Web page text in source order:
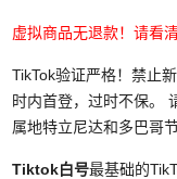
虚拟商品无退款！请看
TikTok验证严格！禁止
时内首登，过时不保。
属地特立尼达和多巴哥
Tiktok白号最基础的